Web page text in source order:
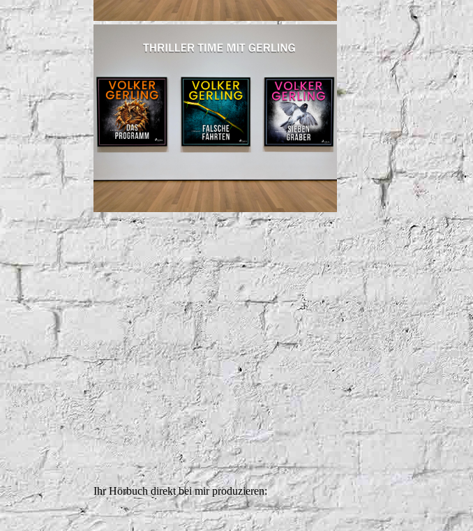
Ihr Hörbuch direkt bei mir produzieren: